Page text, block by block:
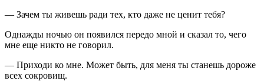
— Зачем ты живешь ради тех, кто даже не ценит тебя?
Однажды ночью он появился передо мной и сказал то, чего
мне еще никто не говорил.
— Приходи ко мне. Может быть, для меня ты станешь дороже
всех сокровищ.